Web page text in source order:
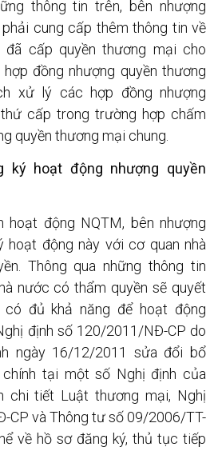
thông tin trên, bên nhượng
cung cấp thêm thông tin về
đã cấp quyền thương mại cho
đồng nhượng quyền thương
xử lý các hợp đồng nhượng
cấp trong trường hợp chấm
quyền thương mại chung.
ký hoạt động nhượng quyền
hoạt động NQTM, bên nhượng
hoạt động này với cơ quan nhà
Thông qua những thông tin
nước có thẩm quyền sẽ quyết
có đủ khả năng để hoạt động
định số 120/2011/NĐ-CP do
ngày 16/12/2011 sửa đổi bổ
tại một số Nghị định của
chi tiết Luật thương mại, Nghị
CP và Thông tư số 09/2006/TT-
về hồ sơ đăng ký, thủ tục tiếp